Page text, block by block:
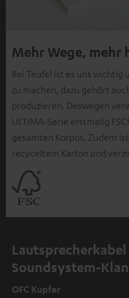
Mehr Wege, mehr
Bei Teufel ist es uns
zu machen, dazu gehört
produzieren. Deswegen
ULTIMA-Serie erstmalig
gesamten Korpus. Zudem
recyceltem Karton und
Soundsystem-
OFC Kupfer